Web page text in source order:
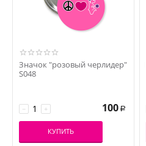
Значок "розовый черлидер"
S048
+
− 100 Р
КУПИТЬ